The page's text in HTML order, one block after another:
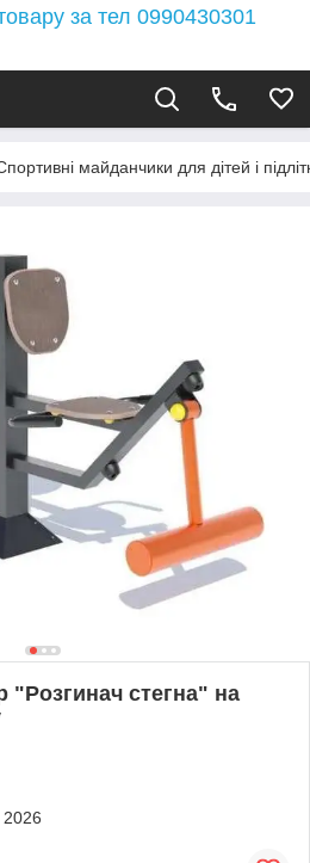
за тел 0990430301
майданчики для дітей і
"Розгинач стегна" на